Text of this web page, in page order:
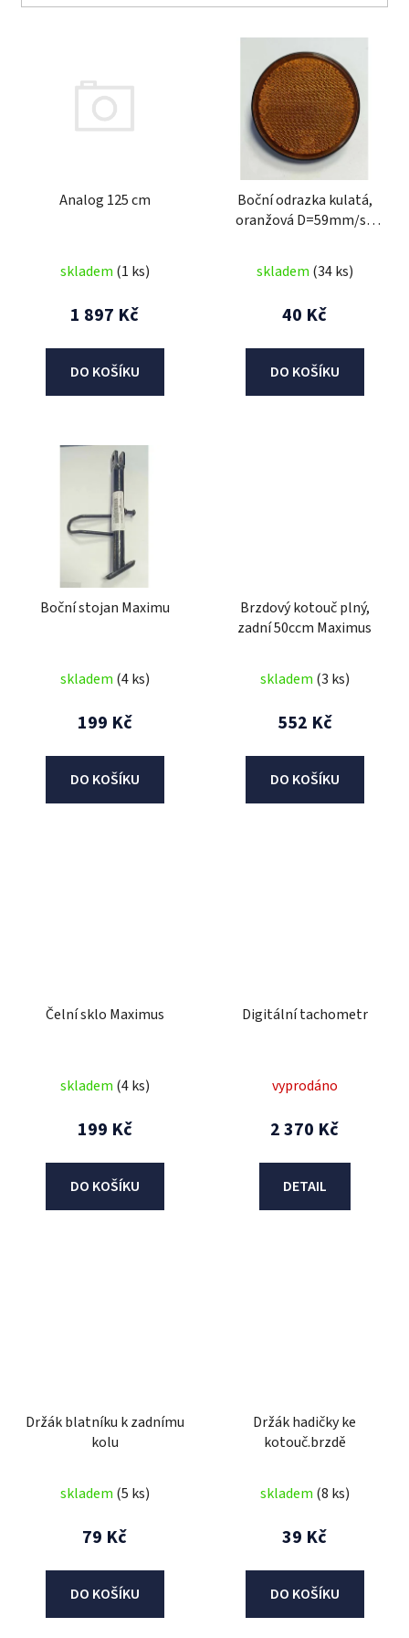
Analog 125 cm
skladem (1 ks)
1 897 Kč
DO KOŠÍKU
Boční odrazka kulatá,
oranžová D=59mm/se
skladem (34 ks)
40 Kč
DO KOŠÍKU
Boční stojan Maximu
skladem (4 ks)
199 Kč
DO KOŠÍKU
Brzdový kotouč plný,
zadní 50ccm Maximus
skladem (3 ks)
552 Kč
DO KOŠÍKU
Čelní sklo Maximus
skladem (4 ks)
199 Kč
DO KOŠÍKU
Digitální tachometr
vyprodáno
2 370 Kč
DETAIL
Držák blatníku k zadnímu
kolu
skladem (5 ks)
79 Kč
DO KOŠÍKU
Držák hadičky ke
kotouč.brzdě
skladem (8 ks)
39 Kč
DO KOŠÍKU